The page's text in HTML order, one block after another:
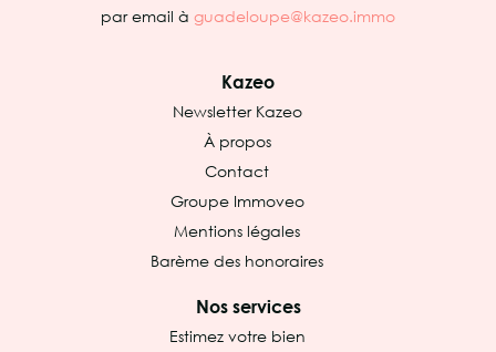
par email à guadeloupe@kazeo.immo
Kazeo
Newsletter Kazeo
À propos
Contact
Groupe Immoveo
Mentions légales
Barème des honoraires
Nos services
Estimez votre bien